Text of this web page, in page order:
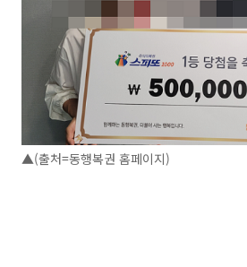
▲(출처=동행복권 홈페이지)